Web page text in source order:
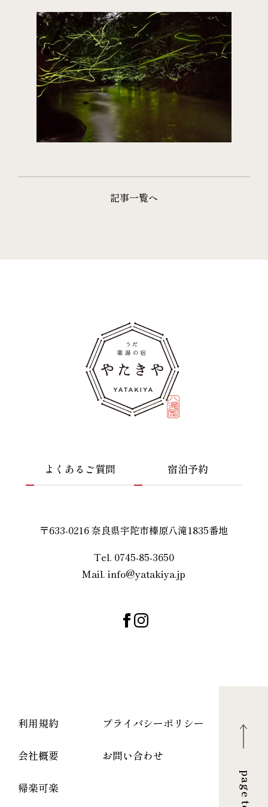
記事一覧へ
よくあるご質問 宿泊予約
〒633-0216 奈良県宇陀市榛原八滝1835番地
Tel. 0745-85-3650
Mail. info@yatakiya.jp
利用規約 プライバシーポリシー
会社概要 お問い合わせ
帰楽可楽 page top